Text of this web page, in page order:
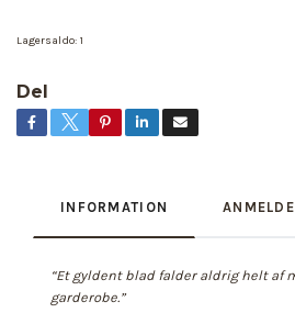
Lagersaldo: 1
Del
INFORMATION
“Et gyldent blad falder aldrig helt af
garderobe.”